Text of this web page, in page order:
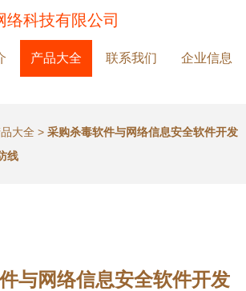
络科技有限公司
产品大全 联系我们 企业信息
大全 > 采购杀毒软件与网络信息安全软件开发
线
与网络信息安全软件开发